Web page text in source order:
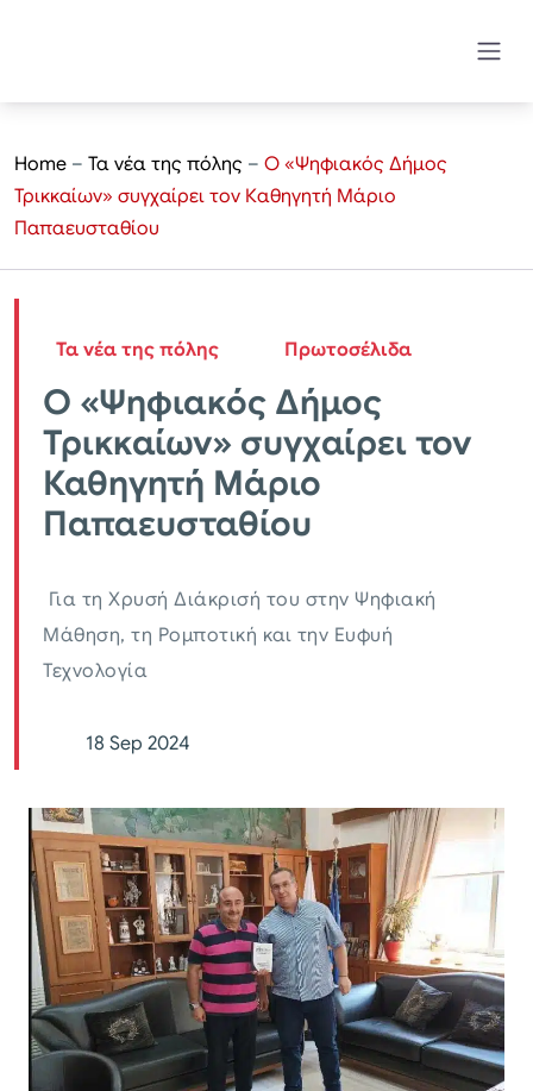
Home – Τα νέα της πόλης – Ο «Ψηφιακός Δήμος
Τρικκαίων» συγχαίρει τον Καθηγητή Μάριο
Παπαευσταθίου
Τα νέα της πόλης Πρωτοσέλιδα
Ο «Ψηφιακός Δήμος
Τρικκαίων» συγχαίρει τον
Καθηγητή Μάριο
Παπαευσταθίου
Για τη Χρυσή Διάκρισή του στην Ψηφιακή
Μάθηση, τη Ρομποτική και την Ευφυή
Τεχνολογία
18 Sep 2024